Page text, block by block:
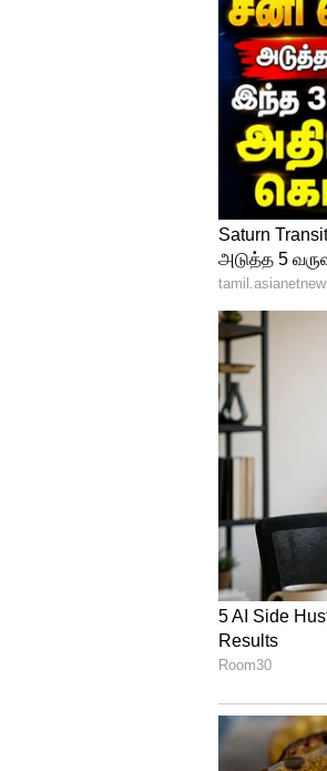
10 பேரிடம்
இந்த கொலை
செய்து
அல்லது வேறு